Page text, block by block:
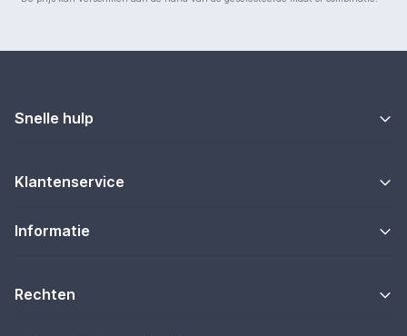
Snelle hulp
Klantenservice
Informatie
Rechten